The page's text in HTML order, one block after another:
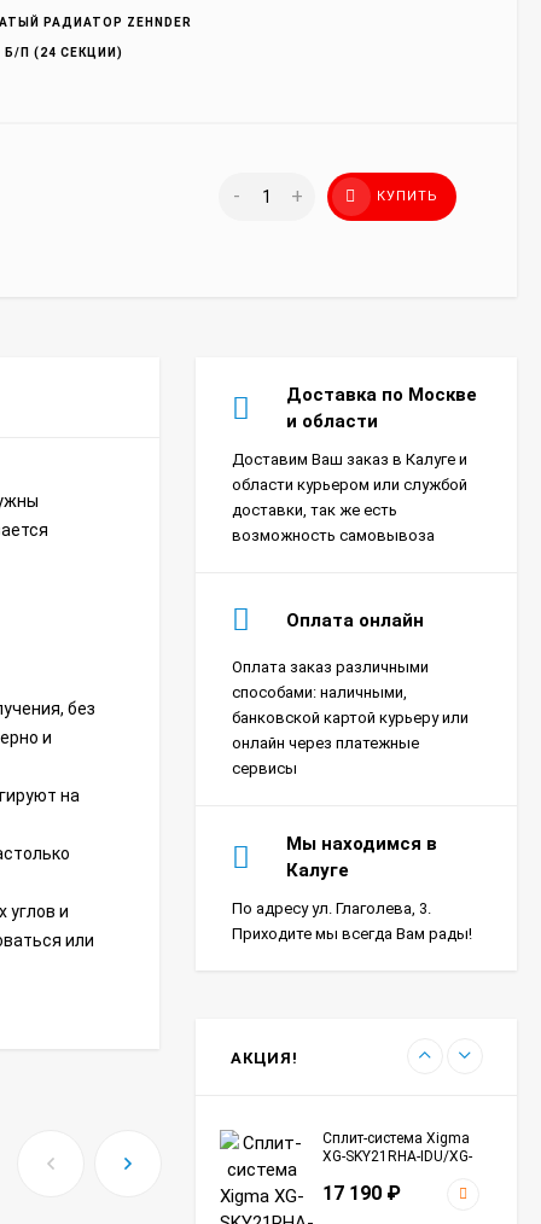
РАДИАТОР ZEHNDER
Б/П (24 СЕКЦИИ)
- + КУПИТЬ
без
и
на
углов и
или
Доставка по Москве
и области
Доставим Ваш заказ в Калуге и
области курьером или службой
доставки, так же есть
возможность самовывоза
Оплата онлайн
Оплата заказ различными
способами: наличными,
банковской картой курьеру или
онлайн через платежные
сервисы
Мы находимся в
Калуге
По адресу ул. Глаголева, 3.
Приходите мы всегда Вам рады!
АКЦИЯ!
Сплит-система Xigma
SKY27RHA-ODU Sky
18 390₽
Сплит-система Ultima
Comfort SIR-I07PN-
IN/SIR-I07PN-OUT Sirius
Сплит-система Xigma
XG-SKY21RHA-IDU/XG-
17 190 ₽